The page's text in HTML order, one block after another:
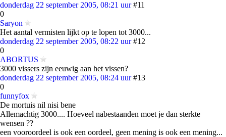
donderdag 22 september 2005, 08:21 uur #11
0
Saryon
Het aantal vermisten lijkt op te lopen tot 3000...
donderdag 22 september 2005, 08:22 uur #12
0
ABORTUS
3000 vissers zijn eeuwig aan het vissen?
donderdag 22 september 2005, 08:24 uur #13
0
funnyfox
De mortuis nil nisi bene
Allemachtig 3000.... Hoeveel nabestaanden moet je dan sterkte
wensen ??
een vooroordeel is ook een oordeel, geen mening is ook een mening...